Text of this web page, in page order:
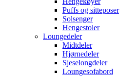
Puffs og sitteposer
Solsenger
Hengestoler
Loungedeler
Midtdeler
Hjørnedeler
Sjeselongdeler
Loungesofabord